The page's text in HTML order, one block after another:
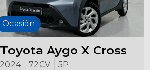
Ocasión
Toyota Aygo X Cross
2024 72CV 5P